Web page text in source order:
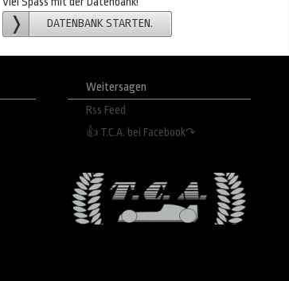
DATENBANK STARTEN.
Weitersagen
Rss Feed
👍 T.C.A. bei Facebook↷